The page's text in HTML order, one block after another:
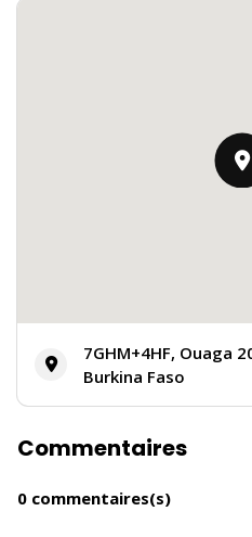
7GHM+4HF, Ouaga
Burkina Faso
Commentaires
0 commentaires(s)